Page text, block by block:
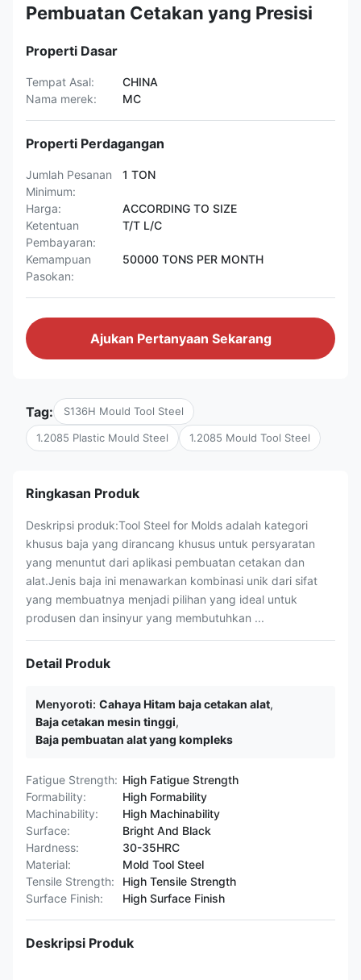
Pembuatan Cetakan yang Presisi
Properti Dasar
Tempat Asal:
CHINA
Nama merek:
MC
Properti Perdagangan
Jumlah Pesanan
Minimum:
1 TON
Harga:
ACCORDING TO SIZE
Ketentuan
Pembayaran:
T/T L/C
Kemampuan
Pasokan:
50000 TONS PER MONTH
Ajukan Pertanyaan Sekarang
Tag: S136H Mould Tool Steel
1.2085 Plastic Mould Steel 1.2085 Mould Tool Steel
Ringkasan Produk
Deskripsi produk:Tool Steel for Molds adalah kategori
khusus baja yang dirancang khusus untuk persyaratan
yang menuntut dari aplikasi pembuatan cetakan dan
alat.Jenis baja ini menawarkan kombinasi unik dari sifat
yang membuatnya menjadi pilihan yang ideal untuk
produsen dan insinyur yang membutuhkan ...
Detail Produk
Menyoroti: Cahaya Hitam baja cetakan alat,
Baja cetakan mesin tinggi,
Baja pembuatan alat yang kompleks
Fatigue Strength: High Fatigue Strength
Formability:
High Formability
Machinability:
High Machinability
Surface:
Bright And Black
Hardness:
30-35HRC
Material:
Mold Tool Steel
Tensile Strength:
High Tensile Strength
Surface Finish:
High Surface Finish
Deskripsi Produk